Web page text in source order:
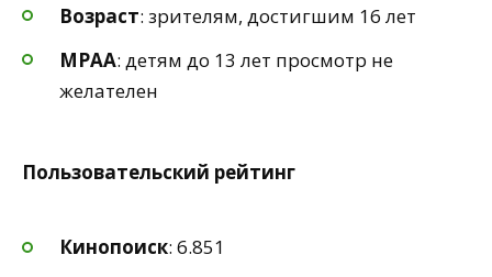
Возраст: зрителям, достигшим 16 лет
MPAA: детям до 13 лет просмотр не
желателен
Пользовательский рейтинг
Кинопоиск: 6.851